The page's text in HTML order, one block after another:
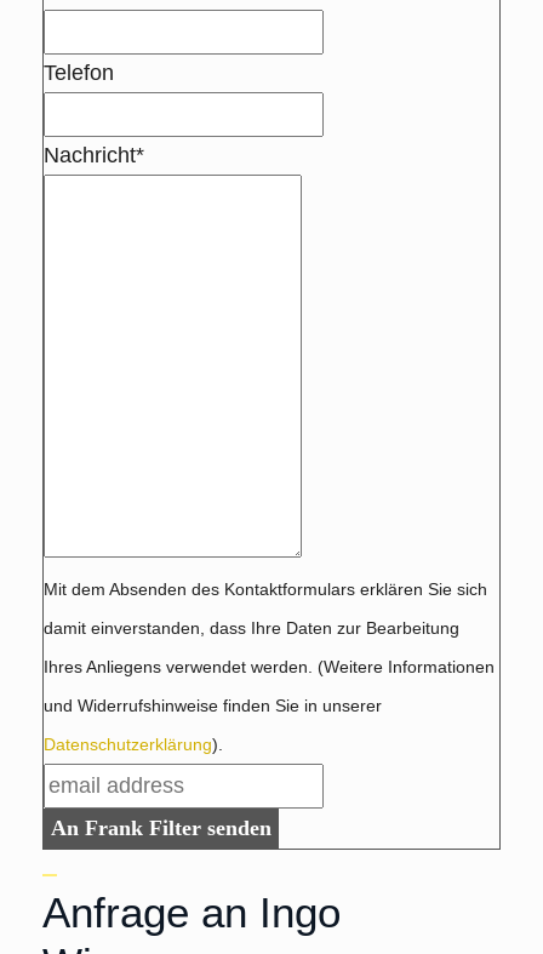
Telefon
Nachricht*
Mit dem Absenden des Kontaktformulars erklären Sie sich
damit einverstanden, dass Ihre Daten zur Bearbeitung
Ihres Anliegens verwendet werden. (Weitere Informationen
und Widerrufshinweise finden Sie in unserer
Datenschutzerklärung).
An Frank Filter senden
Anfrage an Ingo